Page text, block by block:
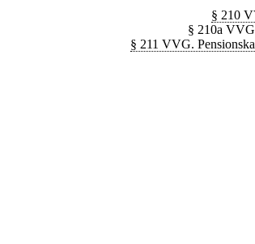
§ 210
§ 210a
§ 211 VVG.